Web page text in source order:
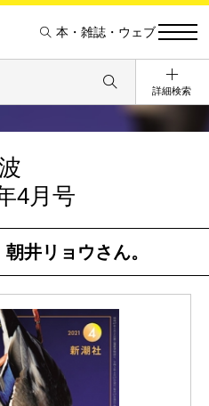
本・雑誌・ウェブ
詳細検索
4月号
井リョウさん。